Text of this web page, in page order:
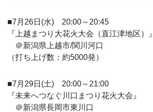
■7月26日(水) 20:00～20:45
『上越まつり大花火大会（直江津地区）』
＠新潟県上越市/関川河口
（打ち上げ数：約5000発）
■7月29日(土) 20:00～21:00
『未来へつなぐ川口まつり花火大会』
＠新潟県長岡市東川口